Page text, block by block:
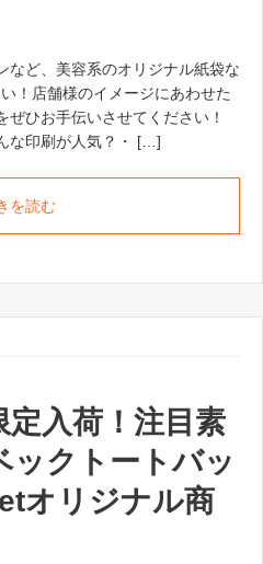
など、美容系のオリジナル紙袋な
！店舗様のイメージにあわせた
ひお手伝いさせてください！
な印刷が人気？・ […]
を読む
定入荷！注目素
ックトートバッ
オリジナル商